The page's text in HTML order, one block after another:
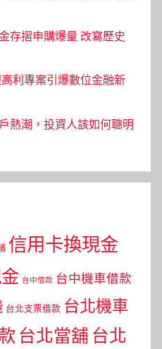
存摺申購爆量 改寫歷史
利專案引爆數位金融新
熱潮，投資人該如何聰明
信用卡換現金
台中借款 台中機車借款
台北支票借款 台北機車
台北當舖 台北